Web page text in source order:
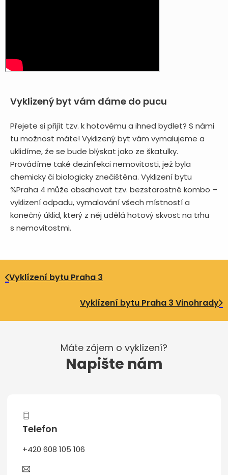
Vyklizený byt vám dáme do pucu
Přejete si přijít tzv. k hotovému a ihned bydlet? S námi
tu možnost máte! Vyklizený byt vám vymalujeme a
uklidíme, že se bude blýskat jako ze škatulky.
Provádíme také dezinfekci nemovitosti, jež byla
chemicky či biologicky znečištěna. Vyklizení bytu
%Praha 4 může obsahovat tzv. bezstarostné kombo –
vyklizení odpadu, vymalování všech místností a
konečný úklid, který z něj udělá hotový skvost na trhu
s nemovitostmi.
Vyklízení bytu Praha 3
Vyklízení bytu Praha 3 Vinohrady
Máte zájem o vyklízení?
Napište nám
Telefon
+420 608 105 106